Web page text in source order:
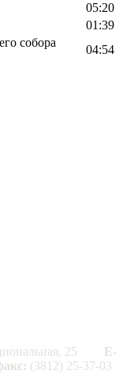
05:20
01:39
собора
04:54
25
E-
(3812) 25-37-03